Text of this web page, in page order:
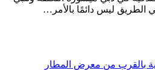
الطريق ليس دائمًا بالأمر…
بالقرب من معرض المطار